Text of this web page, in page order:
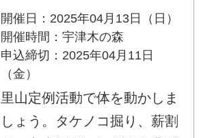
開催日：2025年04月13日（日）
開催時間：宇津木の森
申込締切：2025年04月11日
（金）
里山定例活動で体を動かしま
しょう。タケノコ掘り、薪割